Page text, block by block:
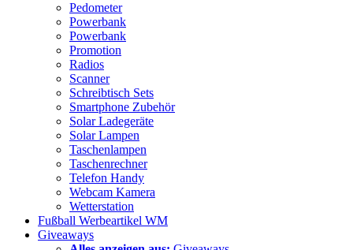
Pedometer
Powerbank
Powerbank
Promotion
Radios
Scanner
Schreibtisch Sets
Smartphone Zubehör
Solar Ladegeräte
Solar Lampen
Taschenlampen
Taschenrechner
Telefon Handy
Webcam Kamera
Wetterstation
Fußball Werbeartikel WM
Giveaways